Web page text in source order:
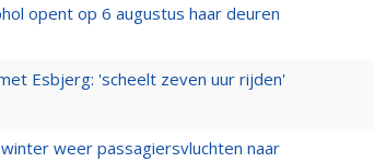
opent op 6 augustus haar deuren
Esbjerg: 'scheelt zeven uur rijden'
weer passagiersvluchten naar